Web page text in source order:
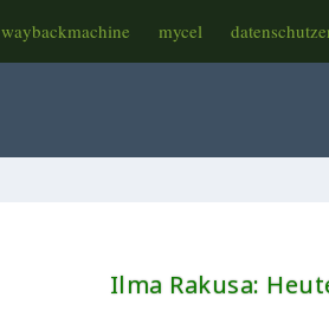
waybackmachine mycel
Ilma Rakusa: